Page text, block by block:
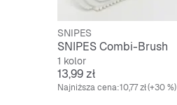
SNIPES
SNIPES Combi-Brush
1 kolor
Cena
13,99 zł
Najniższa cena:10,77 zł(+30 %)